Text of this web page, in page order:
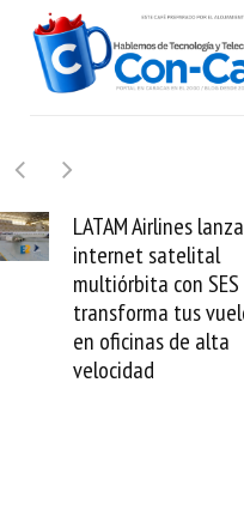
Samsung Galaxy Z
Fold8 la novedad
plegable y un
formato fácil de
enamorse